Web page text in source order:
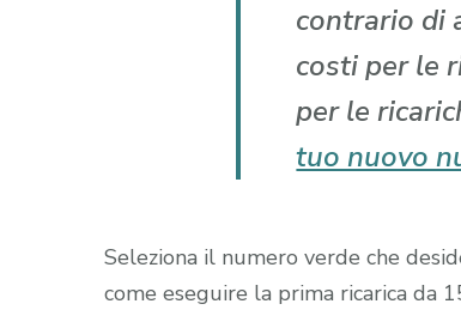
contrario di
costi per le
per le
tuo nuovo
Seleziona il numero verde che
come eseguire la prima ricarica da